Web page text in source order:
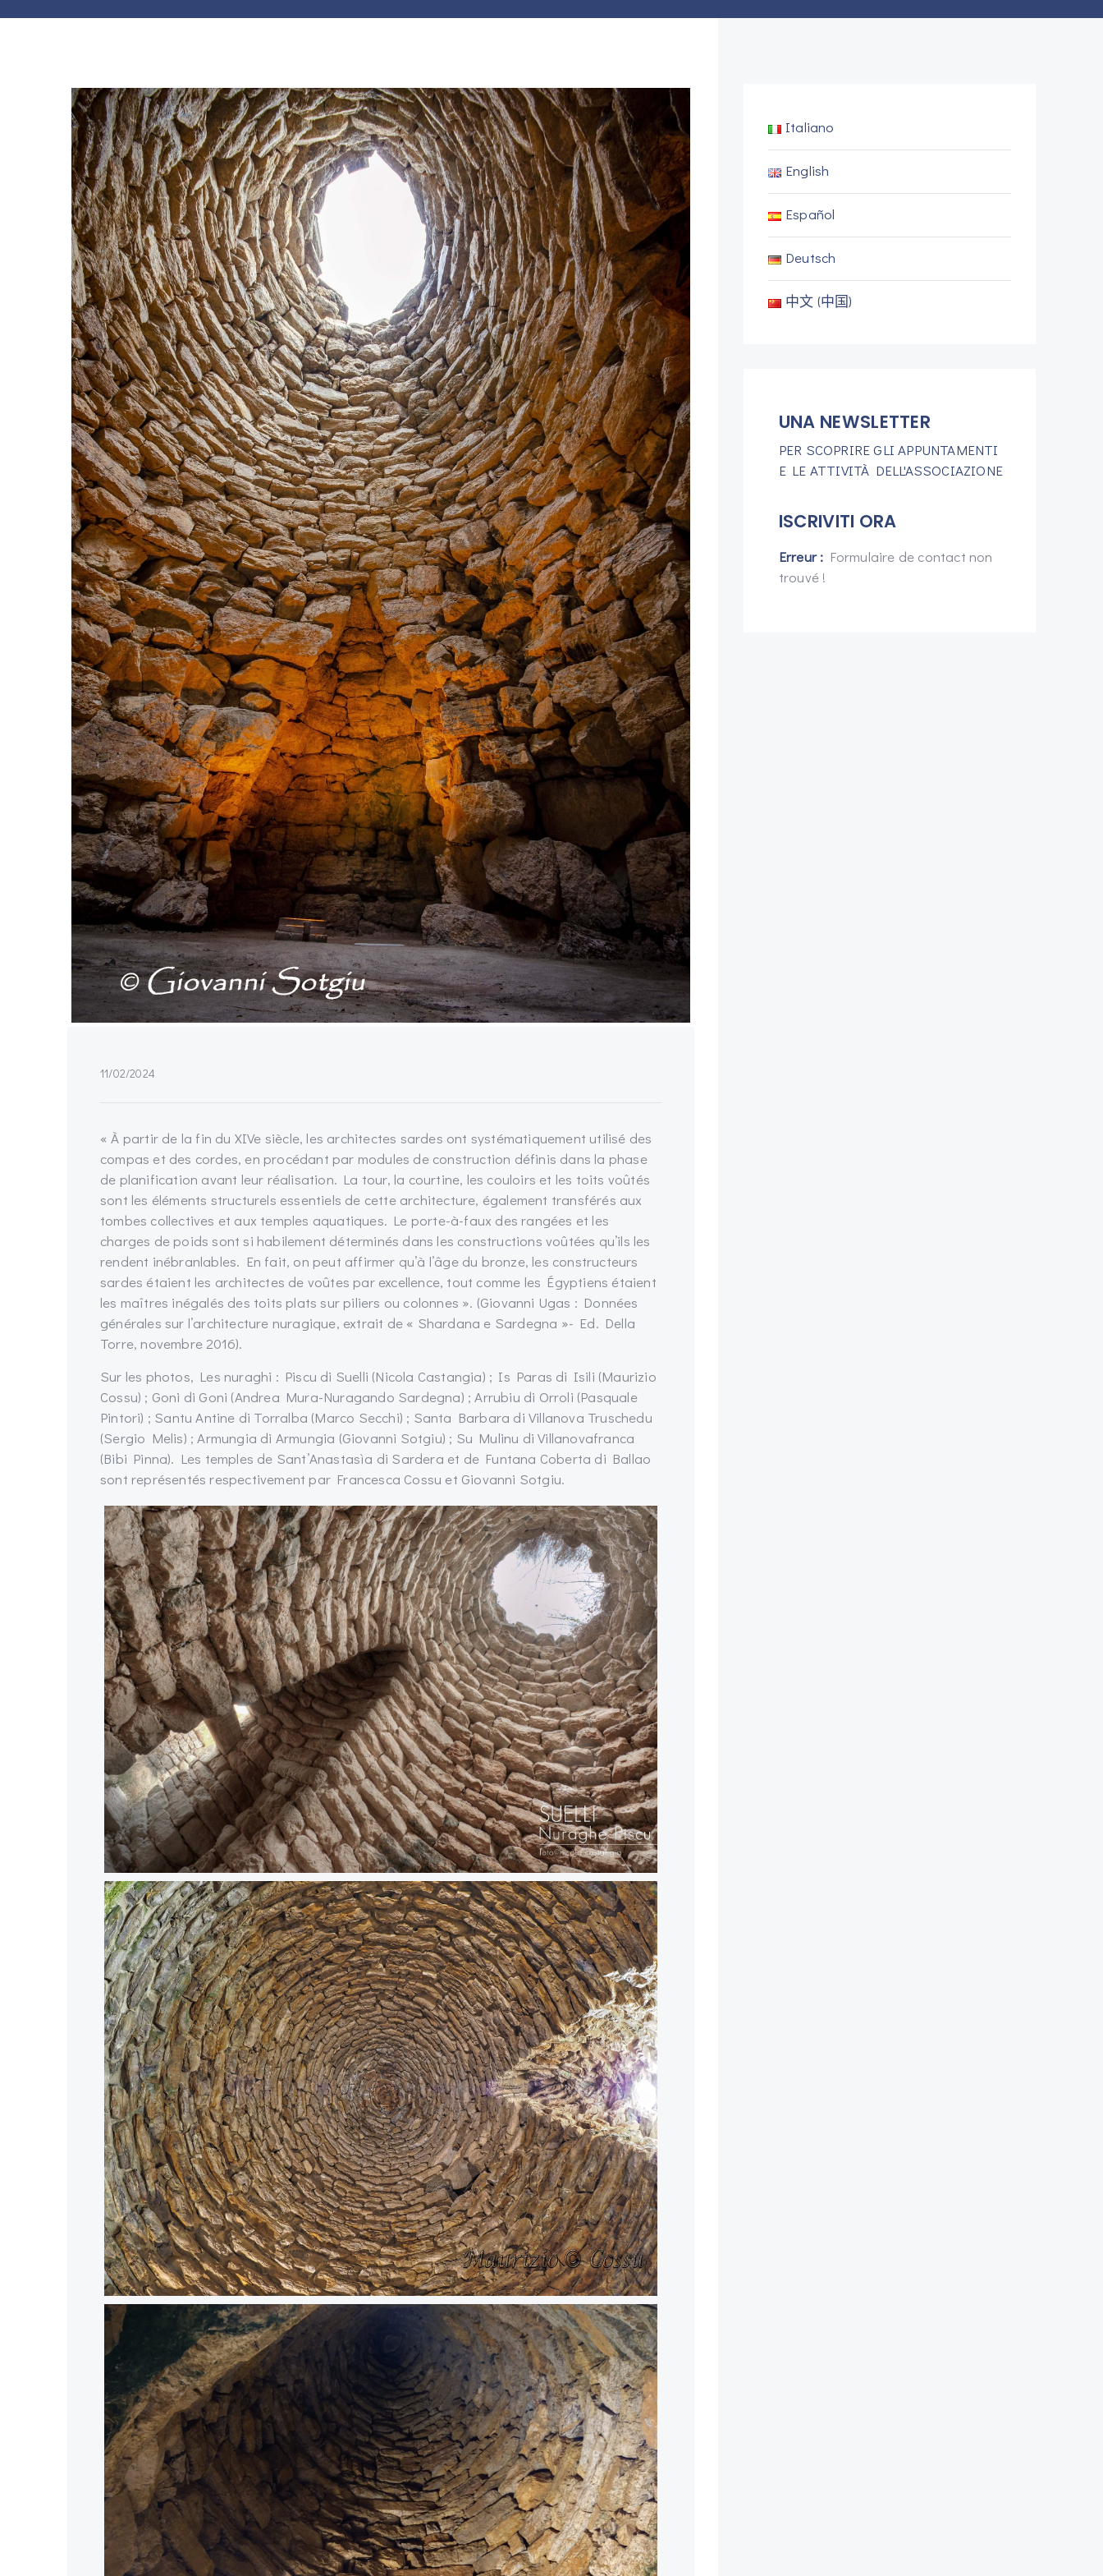
11/02/2024
« À partir de la fin du XIVe siècle, les architectes sardes ont systématiquement utilisé des
compas et des cordes, en procédant par modules de construction définis dans la phase
de planification avant leur réalisation. La tour, la courtine, les couloirs et les toits voûtés
sont les éléments structurels essentiels de cette architecture, également transférés aux
tombes collectives et aux temples aquatiques. Le porte-à-faux des rangées et les
charges de poids sont si habilement déterminés dans les constructions voûtées qu’ils les
rendent inébranlables. En fait, on peut affirmer qu’à l’âge du bronze, les constructeurs
sardes étaient les architectes de voûtes par excellence, tout comme les Égyptiens étaient
les maîtres inégalés des toits plats sur piliers ou colonnes ». (Giovanni Ugas : Données
générales sur l’architecture nuragique, extrait de « Shardana e Sardegna »- Ed. Della
Torre, novembre 2016).
Sur les photos, Les nuraghi : Piscu di Suelli (Nicola Castangia) ; Is Paras di Isili (Maurizio
Cossu) ; Goni di Goni (Andrea Mura-Nuragando Sardegna) ; Arrubiu di Orroli (Pasquale
Pintori) ; Santu Antine di Torralba (Marco Secchi) ; Santa Barbara di Villanova Truschedu
(Sergio Melis) ; Armungia di Armungia (Giovanni Sotgiu) ; Su Mulinu di Villanovafranca
(Bibi Pinna). Les temples de Sant’Anastasìa di Sardera et de Funtana Coberta di Ballao
sont représentés respectivement par Francesca Cossu et Giovanni Sotgiu.
Italiano
English
Español
Deutsch
中文 (中国)
UNA NEWSLETTER
PER SCOPRIRE GLI APPUNTAMENTI
E LE ATTIVITÀ DELL'ASSOCIAZIONE
ISCRIVITI ORA
Erreur : Formulaire de contact non
trouvé !